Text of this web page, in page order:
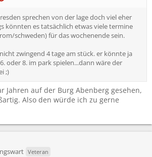
sprechen von der lage doch viel eher
könnten es tatsächlich etwas viele termine
schweden) für das wochenende sein.
zwingend 4 tage am stück. er könnte ja
oder 8. im park spielen...dann wäre der
;)
Jahren auf der Burg Abenberg gesehen,
Also den würde ich zu gerne
Veteran